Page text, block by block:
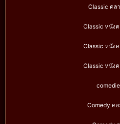
Classic คล
Classic หนัง
Classic หนัง
Classic หนัง
Comedy คอ